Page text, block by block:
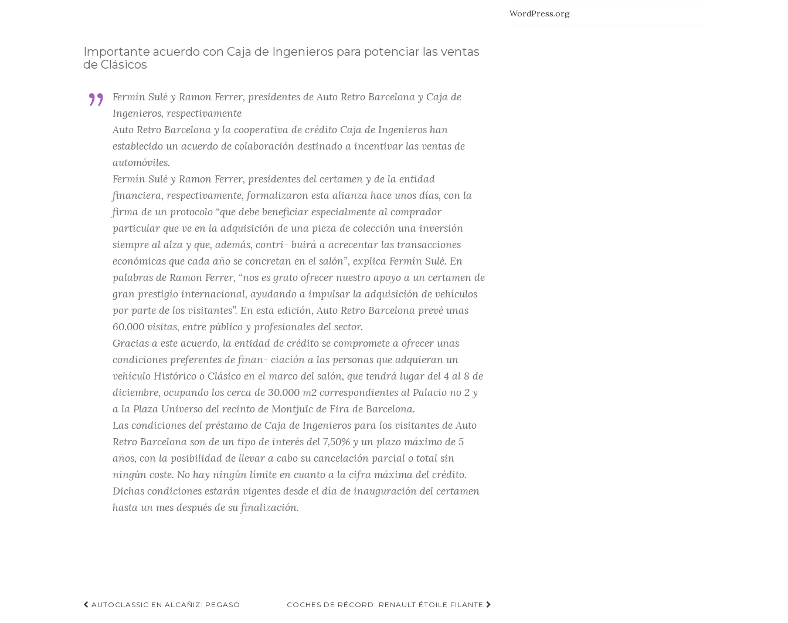
Importante acuerdo con Caja de Ingenieros para potenciar las ventas
de Clásicos
Fermín Sulé y Ramon Ferrer, presidentes de Auto Retro Barcelona y Caja de
Ingenieros, respectivamente
Auto Retro Barcelona y la cooperativa de crédito Caja de Ingenieros han
establecido un acuerdo de colaboración destinado a incentivar las ventas de
automóviles.
Fermín Sulé y Ramon Ferrer, presidentes del certamen y de la entidad
financiera, respectivamente, formalizaron esta alianza hace unos días, con la
firma de un protocolo “que debe beneficiar especialmente al comprador
particular que ve en la adquisición de una pieza de colección una inversión
siempre al alza y que, además, contri- buirá a acrecentar las transacciones
económicas que cada año se concretan en el salón”, explica Fermín Sulé. En
palabras de Ramon Ferrer, “nos es grato ofrecer nuestro apoyo a un certamen de
gran prestigio internacional, ayudando a impulsar la adquisición de vehículos
por parte de los visitantes”. En esta edición, Auto Retro Barcelona prevé unas
60.000 visitas, entre público y profesionales del sector.
Gracias a este acuerdo, la entidad de crédito se compromete a ofrecer unas
condiciones preferentes de finan- ciación a las personas que adquieran un
vehículo Histórico o Clásico en el marco del salón, que tendrá lugar del 4 al 8 de
diciembre, ocupando los cerca de 30.000 m2 correspondientes al Palacio no 2 y
a la Plaza Universo del recinto de Montjuïc de Fira de Barcelona.
Las condiciones del préstamo de Caja de Ingenieros para los visitantes de Auto
Retro Barcelona son de un tipo de interés del 7,50% y un plazo máximo de 5
años, con la posibilidad de llevar a cabo su cancelación parcial o total sin
ningún coste. No hay ningún límite en cuanto a la cifra máxima del crédito.
Dichas condiciones estarán vigentes desde el día de inauguración del certamen
hasta un mes después de su finalización.
Navegación
AUTOCLASSIC EN ALCAÑIZ: PEGASO COCHES DE RÉCORD: RENAULT ÉTOILE FILANTE
WordPress.org